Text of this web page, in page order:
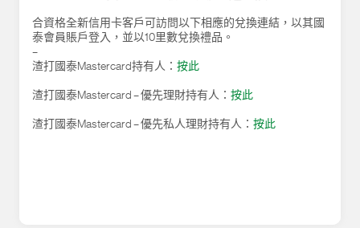
合資格全新信用卡客戶可訪問以下相應的兌換連結，以其國
泰會員賬戶登入，並以10里數兌換禮品。
–
渣打國泰Mastercard持有人： 按此
渣打國泰Mastercard – 優先理財持有人： 按此
渣打國泰Mastercard – 優先私人理財持有人： 按此